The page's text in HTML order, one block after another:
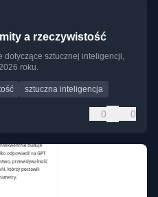
a rzeczywistość
dotyczące sztucznej inteligencji,
roku.
sztuczna inteligencja
0 0